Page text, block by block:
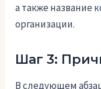
а также название
организации.
Шаг 3:
В следующем